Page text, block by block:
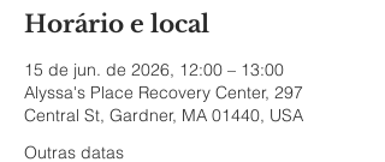
Horário e local
15 de jun. de 2026, 12:00 – 13:00
Alyssa's Place Recovery Center, 297
Central St, Gardner, MA 01440, USA
Outras datas